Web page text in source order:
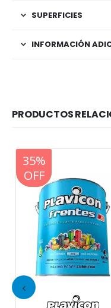
SUPERFICIES
INFORMACIÓN
PRODUCTOS
20%
OFF
35%
OFF